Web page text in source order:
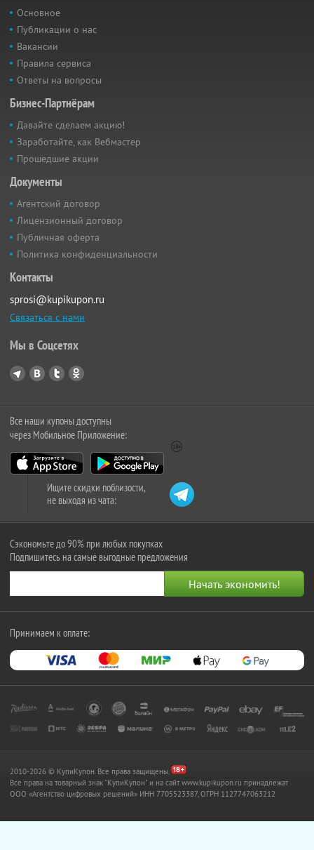
Основное
Публикации о нас
Вакансии
Правила сервиса
Ответы на вопросы
Бизнес-Партнёрам
Давайте сделаем акцию!
Заработайте, как Вебмастер
Прошедшие акции
Документы
Агентский договор
Лицензионный договор
Публичная оферта
Политика конфиденциальности
Контакты
sprosi@kupikupon.ru
Связаться с нами
Мы в Соцсетях
Все наши купоны доступны
через Мобильное Приложение:
Ищите скидки поблизости,
не выходя из чата:
Сэкономьте до 90% при любых покупках
Подпишитесь на самые выгодные предложения
Принимаем к оплате:
2010-2026 © КупиКупон. Все права защищены.
Все права на товарный знак "КупиКупон" и на сайт www.kupikupon.ru принадлежат
OOO «Агентство цифровых решений» ИНН 7705523387, ОГРН 1127747063212